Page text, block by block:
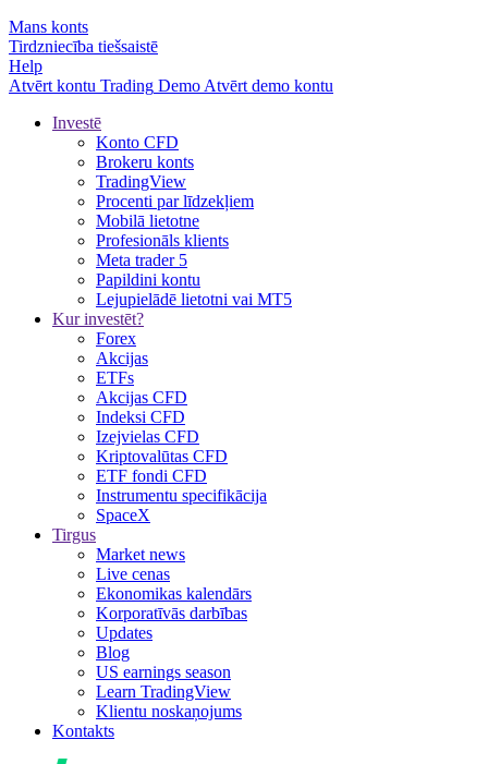
Mans konts
Tirdzniecība tiešsaistē
Help
Atvērt kontu Trading Demo Atvērt demo kontu
Investē
Konto CFD
Brokeru konts
TradingView
Procenti par līdzekļiem
Mobilā lietotne
Profesionāls klients
Meta trader 5
Papildini kontu
Lejupielādē lietotni vai MT5
Kur investēt?
Forex
Akcijas
ETFs
Akcijas CFD
Indeksi CFD
Izejvielas CFD
Kriptovalūtas CFD
ETF fondi CFD
Instrumentu specifikācija
SpaceX
Tirgus
Market news
Live cenas
Ekonomikas kalendārs
Korporatīvās darbības
Updates
Blog
US earnings season
Learn TradingView
Klientu noskaņojums
Kontakts